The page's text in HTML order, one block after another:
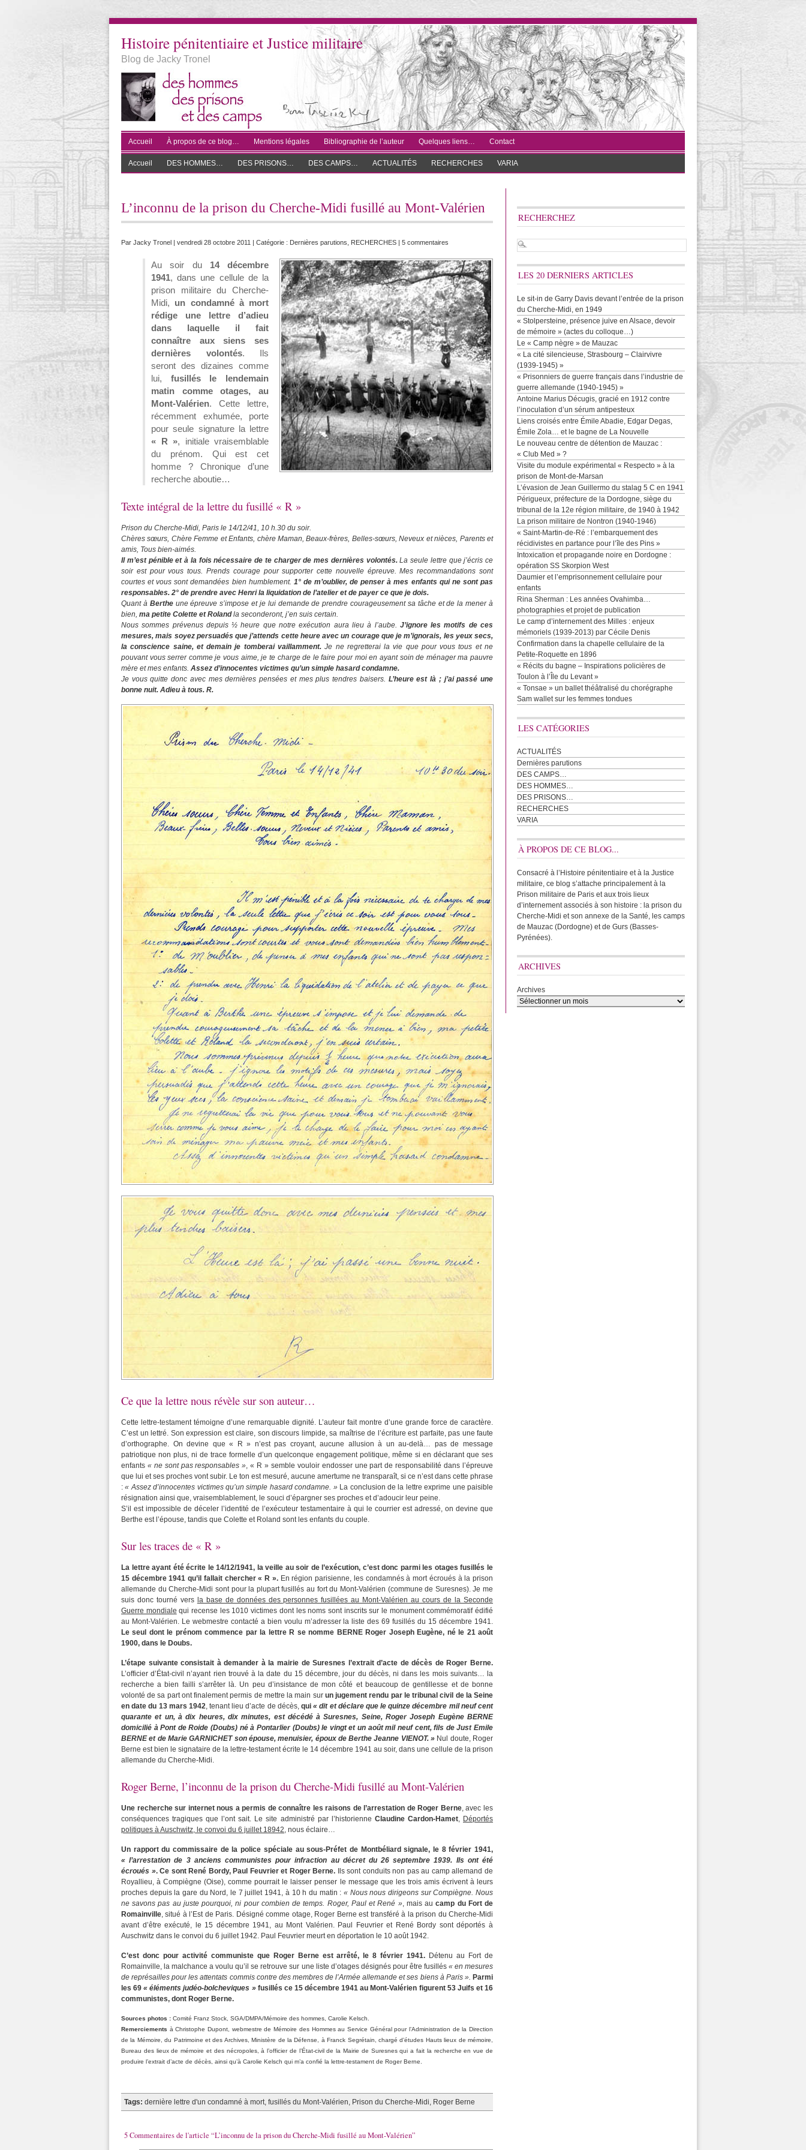
Histoire pénitentiaire et Justice militaire
Blog de Jacky Tronel
Accueil À propos de ce blog… Mentions légales Bibliographie de l’auteur Quelques liens… Contact
Accueil DES HOMMES… DES PRISONS… DES CAMPS… ACTUALITÉS RECHERCHES VARIA
L’inconnu de la prison du Cherche-Midi fusillé au Mont-Valérien
Par Jacky Tronel | vendredi 28 octobre 2011 | Catégorie : Dernières parutions RECHERCHES | 5 commentaires
Au soir du 14 décembre
1941, dans une cellule de la
prison militaire du Cherche-
Midi, un condamné à mort
rédige une lettre d’adieu
dans laquelle il fait
connaître aux siens ses
dernières volontés. Ils
seront des dizaines comme
lui, fusillés le lendemain
matin comme otages, au
Mont-Valérien. Cette lettre,
récemment exhumée, porte
pour seule signature la lettre
« R », initiale vraisemblable
du prénom. Qui est cet
homme ? Chronique d’une
recherche aboutie…
Texte intégral de la lettre du fusillé « R »
Prison du Cherche-Midi, Paris le 14/12/41, 10 h.30 du soir.
Chères sœurs, Chère Femme et Enfants, chère Maman, Beaux-frères, Belles-sœurs, Neveux et nièces, Parents et
amis, Tous bien-aimés.
Il m’est pénible et à la fois nécessaire de te charger de mes dernières volontés.La seule lettre que j’écris ce
soir est pour vous tous. Prends courage pour supporter cette nouvelle épreuve. Mes recommandations sont
courtes et vous sont demandées bien humblement. 1° de m’oublier, de penser à mes enfants qui ne sont pas
responsables. 2° de prendre avec Henri la liquidation de l’atelier et de payer ce que je dois.
Quant à Bertheune épreuve s’impose et je lui demande de prendre courageusement sa tâche et de la mener à
bien, ma petite Colette et Rolandla seconderont, j’en suis certain.
Nous sommes prévenus depuis ½ heure que notre exécution aura lieu à l’aube. J’ignore les motifs de ces
mesures, mais soyez persuadés que j’attends cette heure avec un courage que je m’ignorais, les yeux secs,
la conscience saine, et demain je tomberai vaillamment.Je ne regretterai la vie que pour vous tous et ne
pouvant vous serrer comme je vous aime, je te charge de le faire pour moi en ayant soin de ménager ma pauvre
mère et mes enfants. Assez d’innocentes victimes qu’un simple hasard condamne.
Je vous quitte donc avec mes dernières pensées et mes plus tendres baisers. L’heure est là ; j’ai passé une
bonne nuit. Adieu à tous. R.
Ce que la lettre nous révèle sur son auteur…
Cette lettre-testament témoigne d’une remarquable dignité. L’auteur fait montre d’une grande force de caractère.
C’est un lettré. Son expression est claire, son discours limpide, sa maîtrise de l’écriture est parfaite, pas une faute
d’orthographe. On devine que « R » n’est pas croyant, aucune allusion à un au-delà… pas de message
patriotique non plus, ni de trace formelle d’un quelconque engagement politique, même si en déclarant que ses
enfants « ne sont pas responsables », « R » semble vouloir endosser une part de responsabilité dans l’épreuve
que lui et ses proches vont subir. Le ton est mesuré, aucune amertume ne transparaît, si ce n’est dans cette phrase
:« Assez d’innocentes victimes qu’un simple hasard condamne. »La conclusion de la lettre exprime une paisible
résignation ainsi que, vraisemblablement, le souci d’épargner ses proches et d’adoucir leur peine.
S’il est impossible de déceler l’identité de l’exécuteur testamentaire à qui le courrier est adressé, on devine que
Berthe est l’épouse, tandis que Colette et Roland sont les enfants du couple.
Sur les traces de « R »
La lettre ayant été écrite le 14/12/1941, la veille au soir de l’exécution, c’est donc parmi les otages fusillés le
15 décembre 1941 qu’il fallait chercher « R ».En région parisienne, les condamnés à mort écroués à la prison
allemande du Cherche-Midi sont pour la plupart fusillés au fort du Mont-Valérien (commune de Suresnes). Je me
suis donc tourné vers la base de données des personnes fusillées au Mont-Valérien au cours de la Seconde
Guerre mondiale qui recense les 1010 victimes dont les noms sont inscrits sur le monument commémoratif édifié
au Mont-Valérien. Le webmestre contacté a bien voulu m’adresser la liste des 69 fusillés du 15 décembre 1941.
Le seul dont le prénom commence par la lettre R se nomme BERNE Roger Joseph Eugène, né le 21 août
1900, dans le Doubs.
L’étape suivante consistait à demander à la mairie de Suresnes l’extrait d’acte de décès de Roger Berne.
L’officier d’État-civil n’ayant rien trouvé à la date du 15 décembre, jour du décès, ni dans les mois suivants… la
recherche a bien failli s’arrêter là. Un peu d’insistance de mon côté et beaucoup de gentillesse et de bonne
volonté de sa part ont finalement permis de mettre la main sur un jugement rendu par le tribunal civil de la Seine
en date du 13 mars 1942, tenant lieu d’acte de décès,qui« dit et déclare que le quinze décembre mil neuf cent
quarante et un, à dix heures, dix minutes, est décédé à Suresnes, Seine, Roger Joseph Eugène BERNE
domicilié à Pont de Roide (Doubs) né à Pontarlier (Doubs) le vingt et un août mil neuf cent, fils de Just Emile
BERNE et de Marie GARNICHET son épouse, menuisier, époux de Berthe Jeanne VIENOT. » Nul doute, Roger
Berne est bien le signataire de la lettre-testament écrite le 14 décembre 1941 au soir, dans une cellule de la prison
allemande du Cherche-Midi.
Roger Berne, l’inconnu de la prison du Cherche-Midi fusillé au Mont-Valérien
Une recherche sur internet nous a permis de connaître les raisons de l’arrestation de Roger Berne, avec les
conséquences tragiques que l’ont sait. Le site administré par l’historienne Claudine Cardon-Hamet, Déportés
politiques à Auschwitz, le convoi du 6 juillet 18942, nous éclaire…
Un rapport du commissaire de la police spéciale au sous-Préfet de Montbéliard signale, le 8 février 1941,
« l’arrestation de 3 anciens communistes pour infraction au décret du 26 septembre 1939. Ils ont été
écroués ». Ce sont René Bordy, Paul Feuvrier et Roger Berne. Ils sont conduits non pas au camp allemand de
Royallieu, à Compiègne (Oise), comme pourrait le laisser penser le message que les trois amis écrivent à leurs
proches depuis la gare du Nord, le 7 juillet 1941, à 10 h du matin : « Nous nous dirigeons sur Compiègne. Nous
ne savons pas au juste pourquoi, ni pour combien de temps. Roger, Paul et René », mais aucamp du Fort de
Romainville, situé à l’Est de Paris. Désigné comme otage, Roger Berne est transféré à la prison du Cherche-Midi
avant d’être exécuté, le 15 décembre 1941, au Mont Valérien. Paul Feuvrier et René Bordy sont déportés à
Auschwitz dans le convoi du 6 juillet 1942. Paul Feuvrier meurt en déportation le 10 août 1942.
C’est donc pour activité communiste que Roger Berne est arrêté, le 8 février 1941. Détenu au Fort de
Romainville, la malchance a voulu qu’il se retrouve sur une liste d’otages désignés pour être fusillés « en mesures
de représailles pour les attentats commis contre des membres de l’Armée allemande et ses biens à Paris ». Parmi
les 69« éléments judéo-bolcheviques »fusillés ce 15 décembre 1941 au Mont-Valérien figurent 53 Juifs et 16
communistes, dont Roger Berne.
Sources photos : Comité Franz Stock, SGA/DMPA/Mémoire des hommes, Carolie Kelsch.
Remerciements à Christophe Dupont, webmestre de Mémoire des Hommes au Service Général pour l’Administration de la Direction
de la Mémoire, du Patrimoine et des Archives, Ministère de la Défense, à Franck Segrétain, chargé d’études Hauts lieux de mémoire,
Bureau des lieux de mémoire et des nécropoles, à l’officier de l’État-civil de la Mairie de Suresnes qui a fait la recherche en vue de
produire l’extrait d’acte de décès, ainsi qu’à Carolie Kelsch qui m’a confié la lettre-testament de Roger Berne.
Tags: dernière lettre d'un condamné à mort, fusillés du Mont-Valérien, Prison du Cherche-Midi, Roger Berne
5 Commentaires de l'article “L’inconnu de la prison du Cherche-Midi fusillé au Mont-Valérien”
RECHERCHEZ
LES 20 DERNIERS ARTICLES
Le sit-in de Garry Davis devant l’entrée de la prison
du Cherche-Midi, en 1949
« Stolpersteine, présence juive en Alsace, devoir
de mémoire » (actes du colloque…)
Le « Camp nègre » de Mauzac
« La cité silencieuse, Strasbourg – Clairvivre
(1939-1945) »
« Prisonniers de guerre français dans l’industrie de
guerre allemande (1940-1945) »
Antoine Marius Décugis, gracié en 1912 contre
l’inoculation d’un sérum antipesteux
Liens croisés entre Émile Abadie, Edgar Degas,
Émile Zola… et le bagne de La Nouvelle
Le nouveau centre de détention de Mauzac :
« Club Med » ?
Visite du module expérimental « Respecto » à la
prison de Mont-de-Marsan
L’évasion de Jean Guillermo du stalag 5 C en 1941
Périgueux, préfecture de la Dordogne, siège du
tribunal de la 12e région militaire, de 1940 à 1942
La prison militaire de Nontron (1940-1946)
« Saint-Martin-de-Ré : l’embarquement des
récidivistes en partance pour l’île des Pins »
Intoxication et propagande noire en Dordogne :
opération SS Skorpion West
Daumier et l’emprisonnement cellulaire pour
enfants
Rina Sherman : Les années Ovahimba…
photographies et projet de publication
Le camp d’internement des Milles : enjeux
mémoriels (1939-2013) par Cécile Denis
Confirmation dans la chapelle cellulaire de la
Petite-Roquette en 1896
« Récits du bagne – Inspirations policières de
Toulon à l’Île du Levant »
« Tonsae » un ballet théâtralisé du chorégraphe
Sam wallet sur les femmes tondues
LES CATÉGORIES
ACTUALITÉS
Dernières parutions
DES CAMPS…
DES HOMMES…
DES PRISONS…
RECHERCHES
VARIA
À PROPOS DE CE BLOG...
Consacré à l’Histoire pénitentiaire et à la Justice
militaire, ce blog s’attache principalement à la
Prison militaire de Paris et aux trois lieux
d’internement associés à son histoire : la prison du
Cherche-Midi et son annexe de la Santé, les camps
de Mauzac (Dordogne) et de Gurs (Basses-
Pyrénées).
ARCHIVES
Archives